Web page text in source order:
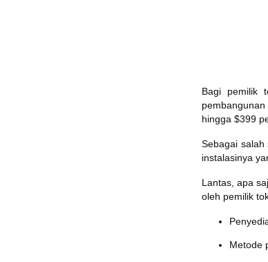
Bagi pemilik
hingga $399
Sebagai salah
instalasinya
Lantas, apa
oleh pemilik
Metode